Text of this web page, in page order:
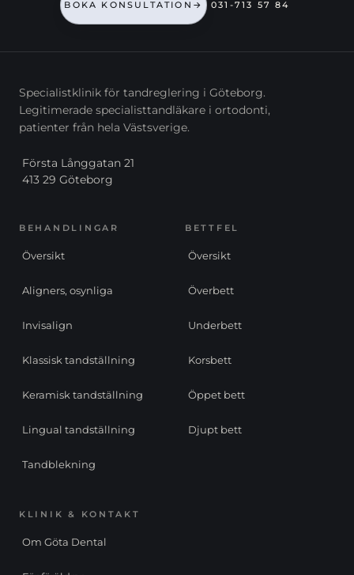
BOKA KONSULTATION → 031-713 57 84
Specialistklinik för tandreglering i Göteborg.
Legitimerade specialisttandläkare i ortodonti,
patienter från hela Västsverige.
Första Långgatan 21
413 29 Göteborg
BEHANDLINGAR
Översikt
Aligners, osynliga
Invisalign
Klassisk tandställning
Keramisk tandställning
Lingual tandställning
Tandblekning
BETTFEL
Översikt
Överbett
Underbett
Korsbett
Öppet bett
Djupt bett
KLINIK & KONTAKT
Om Göta Dental